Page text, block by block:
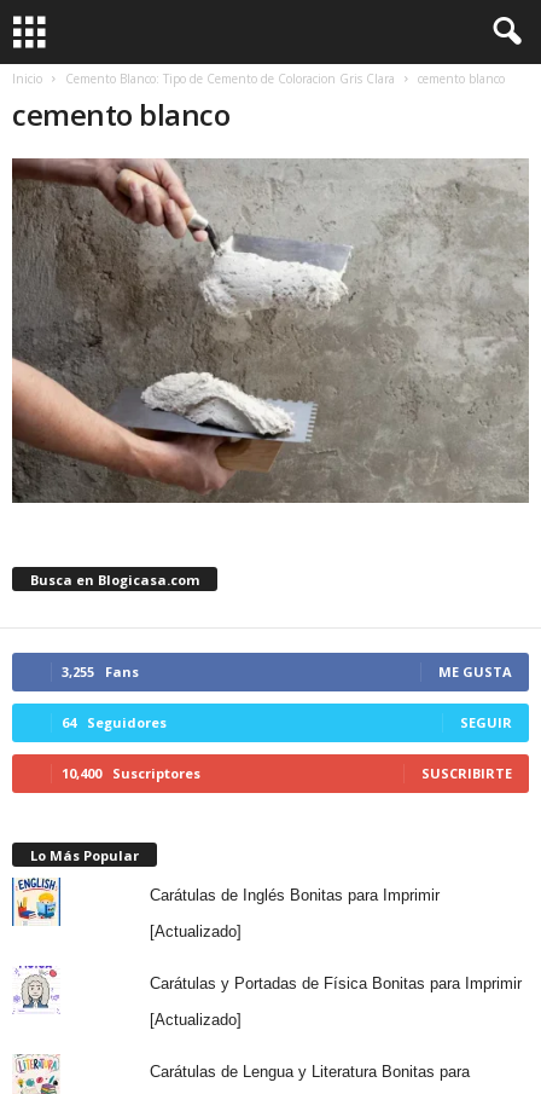
Inicio Cemento Blanco: Tipo de Cemento de Coloracion Gris Clara cemento blanco
cemento blanco
Busca en Blogicasa.com
3,255 Fans ME GUSTA
64 Seguidores SEGUIR
10,400 Suscriptores SUSCRIBIRTE
Lo Más Popular
Carátulas de Inglés Bonitas para Imprimir
[Actualizado]
Carátulas y Portadas de Física Bonitas para Imprimir
[Actualizado]
Carátulas de Lengua y Literatura Bonitas para